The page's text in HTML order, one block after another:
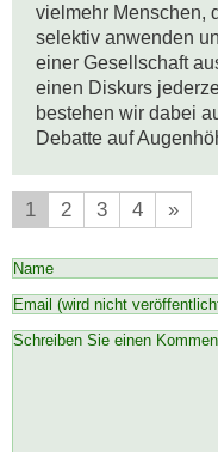
vielmehr Menschen,
selektiv anwenden
einer Gesellschaft
einen Diskurs
bestehen wir dabei
Debatte auf
1 2 3 4 »